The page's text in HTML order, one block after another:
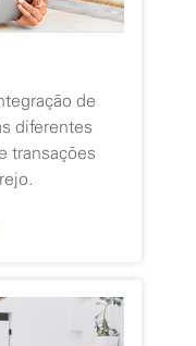
de
diferentes
transações